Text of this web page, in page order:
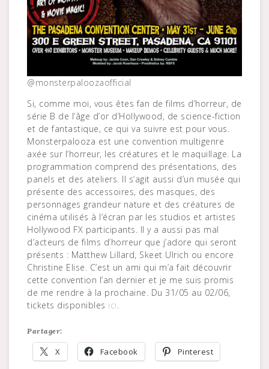
@monsterpaloozaofficial
Si, comme moi, vous êtes fan de films d’horreur, de
série B de l’âge d’or d’Hollywood, de science-fiction
et de fantastique, ce qui va suivre est pour vous.
Monsterpalooza est une convention multigenre
axée sur l’horreur, les créatures et le maquillage. La
programmation comprend des présentations, des
panels et des ateliers. Il s’agit aussi d’un musée qui
présente des accessoires, des masques, des
personnages grandeur nature et des créatures de
cinéma utilisés à l’écran par les studios et artistes
Hollywood FX participants. Il y a aussi pas mal
d’acteurs de films d’horreur que j’adore qui seront
présents : Matthew Lillard, Skeet Ulrich ou encore
Christine Elise. C’est un ami qui m’a fait découvrir
cette convention l’an dernier et je me suis promis
de me rendre à la prochaine. Du 31/05 au 02/06,
tickets disponibles ici.
Partager:
X Facebook Pinterest